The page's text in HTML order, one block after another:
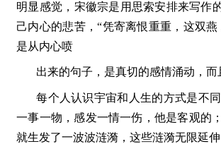
明显感觉，宋徽宗是用思索安排来写作
己内心的悲苦，“凭寄离恨重重，这双
是从内心喷
出来的句子，是真切的感情涌动，
每个人认识宇宙和人生的方式是不
一事一物，感发一情一伤，他是客观的
就生发了一波波涟漪，这些涟漪无限延伸